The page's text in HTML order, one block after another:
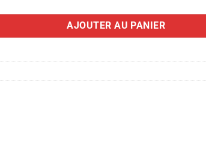
AJOUTER AU PANIER